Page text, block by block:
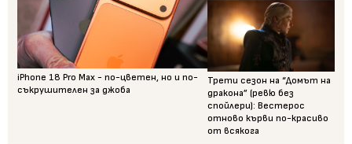
iPhone 18 Pro Max - по-цветен, но и по-
съкрушителен за джоба
Трети сезон на “Домът на
дракона” (ревю без
спойлери): Вестерос
отново кърви по-красиво
от всякога